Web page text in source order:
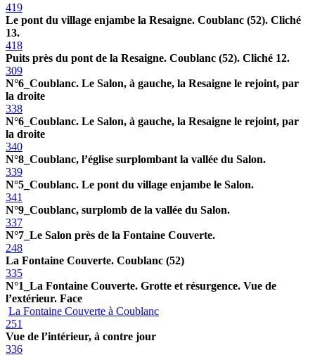
419
Le pont du village enjambe la Resaigne. Coublanc (52). Cliché
13.
418
Puits près du pont de la Resaigne. Coublanc (52). Cliché 12.
309
N°6_Coublanc. Le Salon, à gauche, la Resaigne le rejoint, par
la droite
338
N°6_Coublanc. Le Salon, à gauche, la Resaigne le rejoint, par
la droite
340
N°8_Coublanc, l’église surplombant la vallée du Salon.
339
N°5_Coublanc. Le pont du village enjambe le Salon.
341
N°9_Coublanc, surplomb de la vallée du Salon.
337
N°7_Le Salon près de la Fontaine Couverte.
248
La Fontaine Couverte. Coublanc (52)
335
N°1_La Fontaine Couverte. Grotte et résurgence. Vue de
l’extérieur. Face
La Fontaine Couverte à Coublanc
251
Vue de l’intérieur, à contre jour
336